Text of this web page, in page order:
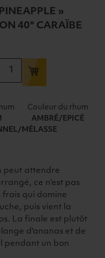
»
40° CARAÏBE
MÉLASSE
Couleur du rhum
AMBRÉ/EPICÉ
peut attendre
ce n'est pas
frais qui domine
puis vient la
La finale est plutôt
d'ananas et de
pendant un bon